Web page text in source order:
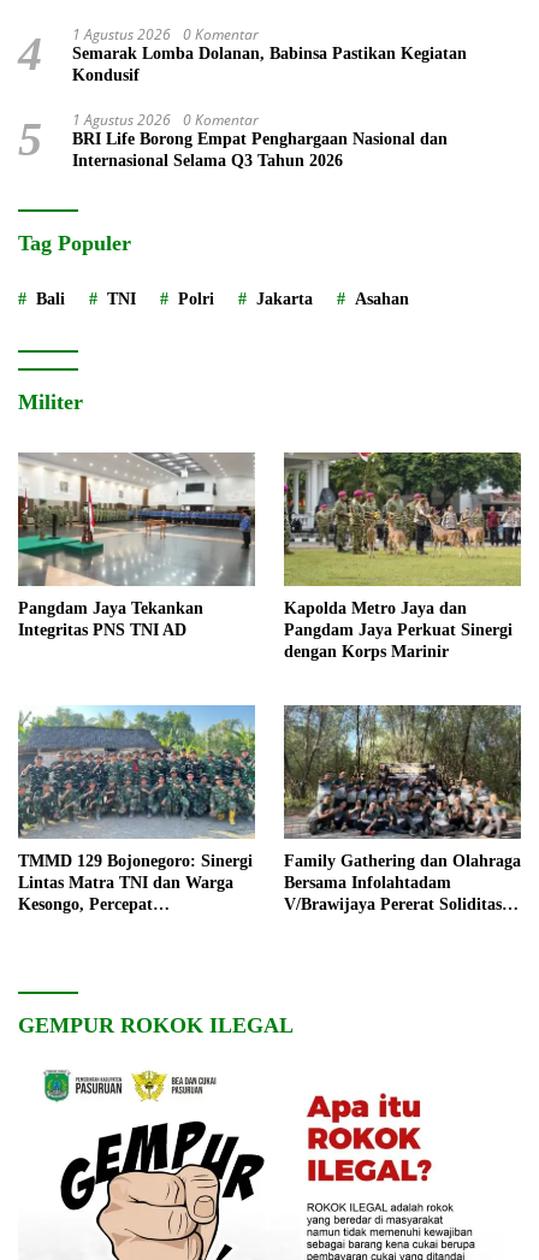
4 1 Agustus 2026 0 Komentar
Semarak Lomba Dolanan, Babinsa Pastikan Kegiatan
Kondusif
5 1 Agustus 2026 0 Komentar
BRI Life Borong Empat Penghargaan Nasional dan
Internasional Selama Q3 Tahun 2026
Tag Populer
Bali TNI Polri Jakarta Asahan
Militer
Pangdam Jaya Tekankan
Integritas PNS TNI AD
Kapolda Metro Jaya dan
Pangdam Jaya Perkuat Sinergi
dengan Korps Marinir
TMMD 129 Bojonegoro: Sinergi
Lintas Matra TNI dan Warga
Kesongo, Percepat
Family Gathering dan Olahraga
Bersama Infolahtadam
V/Brawijaya Pererat Soliditas
GEMPUR ROKOK ILEGAL